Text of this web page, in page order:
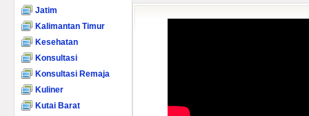
Jatim
Kalimantan Timur
Kesehatan
Konsultasi
Konsultasi Remaja
Kuliner
Kutai Barat